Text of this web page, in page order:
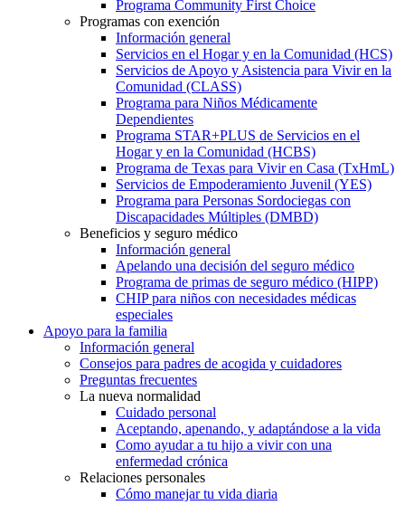
Programa Community First Choice
Programas con exención
Información general
Servicios en el Hogar y en la Comunidad (HCS)
Servicios de Apoyo y Asistencia para Vivir en la
Comunidad (CLASS)
Programa para Niños Médicamente
Dependientes
Programa STAR+PLUS de Servicios en el
Hogar y en la Comunidad (HCBS)
Programa de Texas para Vivir en Casa (TxHmL)
Servicios de Empoderamiento Juvenil (YES)
Programa para Personas Sordociegas con
Discapacidades Múltiples (DMBD)
Beneficios y seguro médico
Información general
Apelando una decisión del seguro médico
Programa de primas de seguro médico (HIPP)
CHIP para niños con necesidades médicas
especiales
Apoyo para la familia
Información general
Consejos para padres de acogida y cuidadores
Preguntas frecuentes
La nueva normalidad
Cuidado personal
Aceptando, apenando, y adaptándose a la vida
Como ayudar a tu hijo a vivir con una
enfermedad crónica
Relaciones personales
Cómo manejar tu vida diaria